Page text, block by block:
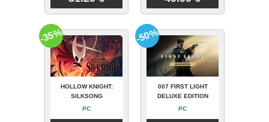
HOLLOW KNIGHT:
SILKSONG
PC
-35%
007 FIRST LIGHT
DELUXE EDITION
PC
-50%